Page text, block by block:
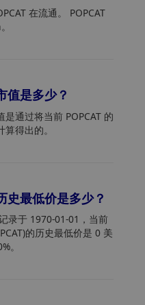
在流通。 POPCAT
值是多少？
是通过将当前 POPCAT 的
得出的。
史最低价是多少？
记录于 1970-01-01，当前
的历史最低价是 0 美
。